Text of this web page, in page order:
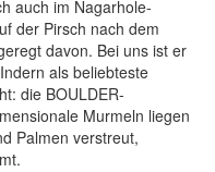
auch im Nagarhole-
der Pirsch nach dem
davon. Bei uns ist er
als beliebteste
die BOULDER-
Murmeln liegen
Palmen verstreut,